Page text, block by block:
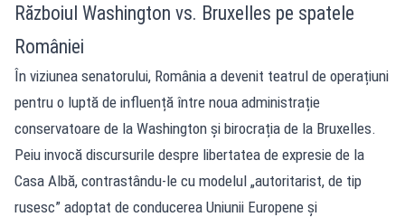
Războiul Washington vs. Bruxelles pe spatele
României
În viziunea senatorului, România a devenit teatrul de operațiuni
pentru o luptă de influență între noua administrație
conservatoare de la Washington și birocrația de la Bruxelles.
Peiu invocă discursurile despre libertatea de expresie de la
Casa Albă, contrastându-le cu modelul „autoritarist, de tip
rusesc” adoptat de conducerea Uniunii Europene și